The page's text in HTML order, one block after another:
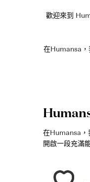
歡迎來到
在Humansa，
在Humansa，
開啟一段充滿